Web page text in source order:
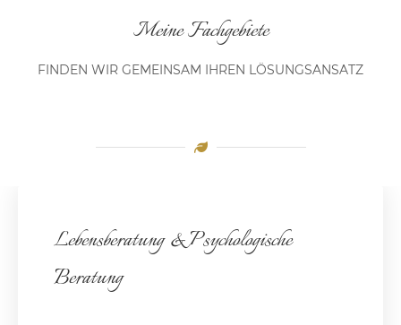
Meine Fachgebiete
FINDEN WIR GEMEINSAM IHREN LÖSUNGSANSATZ
Lebensberatung & Psychologische
Beratung